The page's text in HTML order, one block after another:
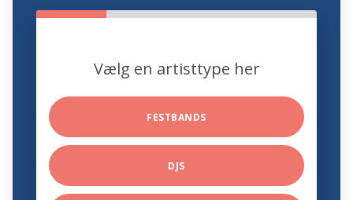
Vælg en artisttype her
FESTBANDS
DJS